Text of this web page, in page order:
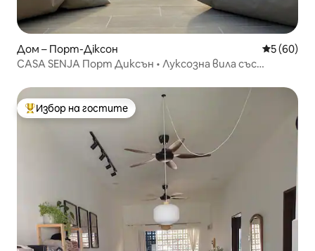
Дом – Порт-Діксон Средна
5 (60)
CASA SENJA Порт Диксън • Луксозна вила със
Най-популярен избор на гостите
Избор на гостите